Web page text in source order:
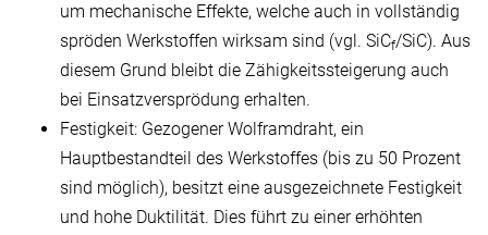
um mechanische Effekte, welche auch in vollständig
spröden Werkstoffen wirksam sind (vgl. SiCf/SiC). Aus
diesem Grund bleibt die Zähigkeitssteigerung auch
bei Einsatzversprödung erhalten.
Festigkeit: Gezogener Wolframdraht, ein
Hauptbestandteil des Werkstoffes (bis zu 50 Prozent
sind möglich), besitzt eine ausgezeichnete Festigkeit
und hohe Duktilität. Dies führt zu einer erhöhten